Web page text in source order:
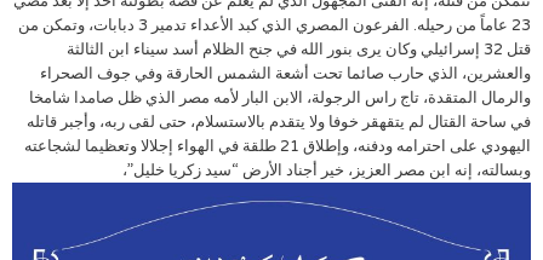
23 عاماً من رحيله. الفرعون المصري الذي كبد الأعداء تدمير 3 دبابات، وتمكن من
قتل 32 إسرائيلي وكان يرى بنور الله في جنح الظلام أسد سيناء ابن الثالثة
والعشرين، الذي حارب صائما تحت أشعة الشمس الحارقة وفي جوف الصحراء
والرمال المتقدة، تاج راس الرجولة، الابن البار لأمه مصر الذي ظل صامدا شامخا
في ساحة القتال لم يتقهقر خوفا ولا يتقدم بالاستسلام، حتى لقى ربه، وأجبر قاتله
اليهودي على احترامه ودفنه، وإطلاق 21 طلقة في الهواء إجلالا وتعظيما لشجاعته
وبسالته، إنه ابن مصر العزيز، خير أجناد الأرض “سيد زكريا خليل”،